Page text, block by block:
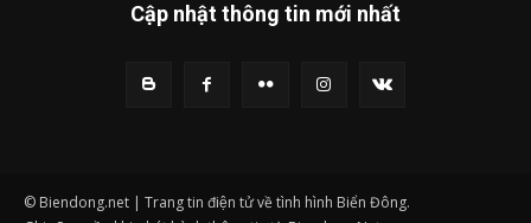
Cập nhật thông tin mới nhất
© Biendong.net | Trang tin điện tử về tình hình Biển Đông.